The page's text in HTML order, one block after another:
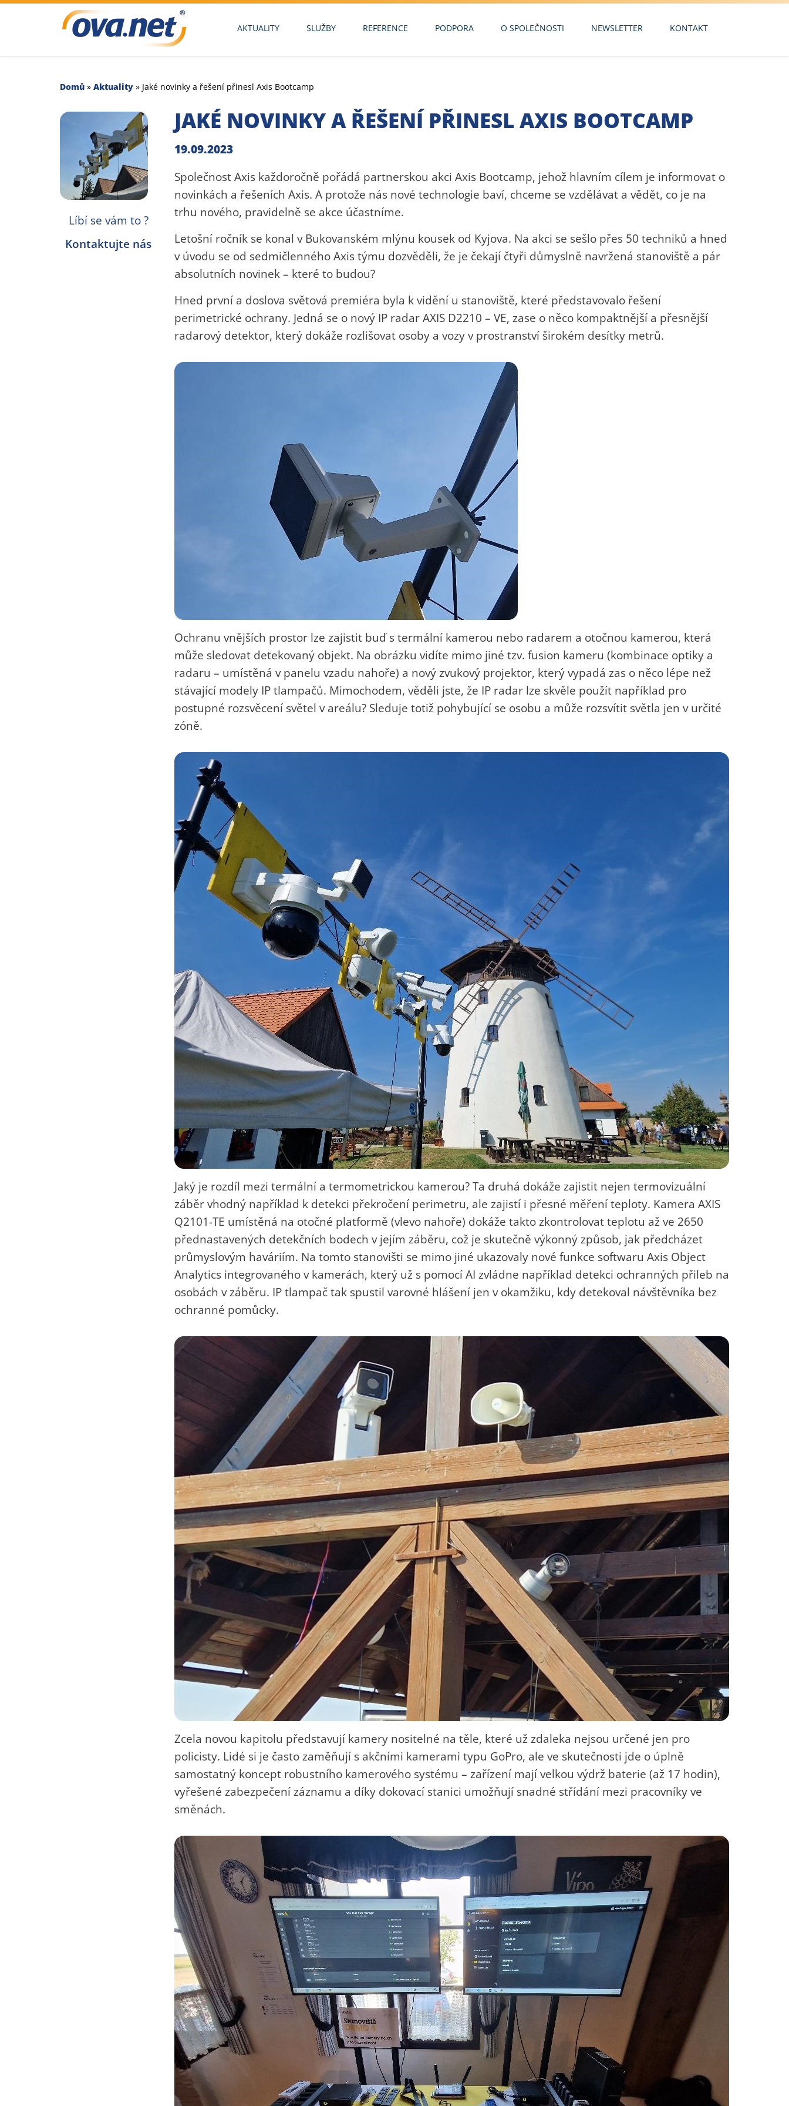
AKTUALITY SLUŽBY REFERENCE PODPORA O SPOLEČNOSTI NEWSLETTER KONTAKT
Domů » Aktuality » Jaké novinky a řešení přinesl Axis Bootcamp
Líbí se vám to ?
Kontaktujte nás
JAKÉ NOVINKY A ŘEŠENÍ PŘINESL AXIS BOOTCAMP
19.09.2023
Společnost Axis každoročně pořádá partnerskou akci Axis Bootcamp, jehož hlavním cílem je informovat o
novinkách a řešeních Axis. A protože nás nové technologie baví, chceme se vzdělávat a vědět, co je na
trhu nového, pravidelně se akce účastníme.
Letošní ročník se konal v Bukovanském mlýnu kousek od Kyjova. Na akci se sešlo přes 50 techniků a hned
v úvodu se od sedmičlenného Axis týmu dozvěděli, že je čekají čtyři důmyslně navržená stanoviště a pár
absolutních novinek – které to budou?
Hned první a doslova světová premiéra byla k vidění u stanoviště, které představovalo řešení
perimetrické ochrany. Jedná se o nový IP radar AXIS D2210 – VE, zase o něco kompaktnější a přesnější
radarový detektor, který dokáže rozlišovat osoby a vozy v prostranství širokém desítky metrů.
Ochranu vnějších prostor lze zajistit buď s termální kamerou nebo radarem a otočnou kamerou, která
může sledovat detekovaný objekt. Na obrázku vidíte mimo jiné tzv. fusion kameru (kombinace optiky a
radaru – umístěná v panelu vzadu nahoře) a nový zvukový projektor, který vypadá zas o něco lépe než
stávající modely IP tlampačů. Mimochodem, věděli jste, že IP radar lze skvěle použít například pro
postupné rozsvěcení světel v areálu? Sleduje totiž pohybující se osobu a může rozsvítit světla jen v určité
zóně.
Jaký je rozdíl mezi termální a termometrickou kamerou? Ta druhá dokáže zajistit nejen termovizuální
záběr vhodný například k detekci překročení perimetru, ale zajistí i přesné měření teploty. Kamera AXIS
Q2101-TE umístěná na otočné platformě (vlevo nahoře) dokáže takto zkontrolovat teplotu až ve 2650
přednastavených detekčních bodech v jejím záběru, což je skutečně výkonný způsob, jak předcházet
průmyslovým haváriím. Na tomto stanovišti se mimo jiné ukazovaly nové funkce softwaru Axis Object
Analytics integrovaného v kamerách, který už s pomocí AI zvládne například detekci ochranných přileb na
osobách v záběru. IP tlampač tak spustil varovné hlášení jen v okamžiku, kdy detekoval návštěvníka bez
ochranné pomůcky.
Zcela novou kapitolu představují kamery nositelné na těle, které už zdaleka nejsou určené jen pro
policisty. Lidé si je často zaměňují s akčními kamerami typu GoPro, ale ve skutečnosti jde o úplně
samostatný koncept robustního kamerového systému – zařízení mají velkou výdrž baterie (až 17 hodin),
vyřešené zabezpečení záznamu a díky dokovací stanici umožňují snadné střídání mezi pracovníky ve
směnách.